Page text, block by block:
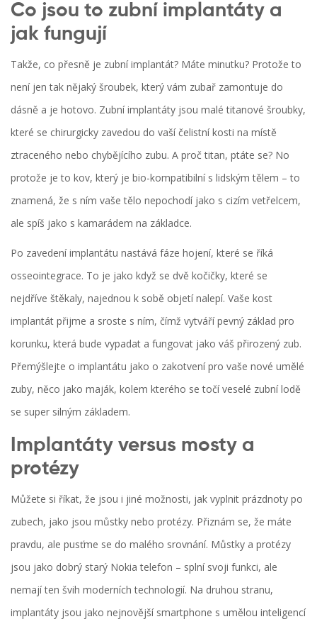
Co jsou to zubní implantáty a
jak fungují
Takže, co přesně je zubní implantát? Máte minutku? Protože to
není jen tak nějaký šroubek, který vám zubař zamontuje do
dásně a je hotovo. Zubní implantáty jsou malé titanové šroubky,
které se chirurgicky zavedou do vaší čelistní kosti na místě
ztraceného nebo chybějícího zubu. A proč titan, ptáte se? No
protože je to kov, který je bio-kompatibilní s lidským tělem – to
znamená, že s ním vaše tělo nepochodí jako s cizím vetřelcem,
ale spíš jako s kamarádem na základce.
Po zavedení implantátu nastává fáze hojení, které se říká
osseointegrace. To je jako když se dvě kočičky, které se
nejdříve štěkaly, najednou k sobě objetí nalepí. Vaše kost
implantát přijme a sroste s ním, čímž vytváří pevný základ pro
korunku, která bude vypadat a fungovat jako váš přirozený zub.
Přemýšlejte o implantátu jako o zakotvení pro vaše nové umělé
zuby, něco jako maják, kolem kterého se točí veselé zubní lodě
se super silným základem.
Implantáty versus mosty a
protézy
Můžete si říkat, že jsou i jiné možnosti, jak vyplnit prázdnoty po
zubech, jako jsou můstky nebo protézy. Přiznám se, že máte
pravdu, ale pusťme se do malého srovnání. Můstky a protézy
jsou jako dobrý starý Nokia telefon – splní svoji funkci, ale
nemají ten švih moderních technologií. Na druhou stranu,
implantáty jsou jako nejnovější smartphone s umělou inteligencí